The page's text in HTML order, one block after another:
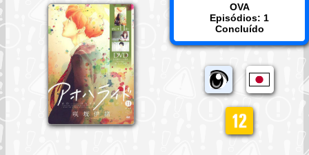
OVA
Episódios: 1
Concluído